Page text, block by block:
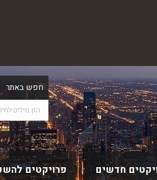
חפש באתר
חדשים פרויקטים